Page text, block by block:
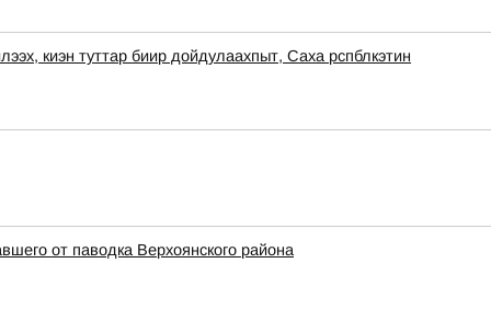
киэн туттар биир дойдулаахпыт, Саха рспблкэтин
от паводка Верхоянского района